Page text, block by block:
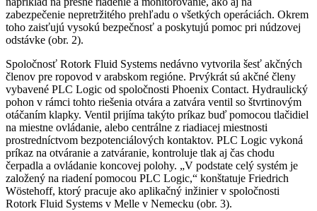
zabezpečenie nepretržitého prehľadu o všetkých operáciách. Okrem
toho zaisťujú vysokú bezpečnosť a poskytujú pomoc pri núdzovej
odstávke (obr. 2).
Spoločnosť Rotork Fluid Systems nedávno vytvorila šesť akčných
členov pre ropovod v arabskom regióne. Prvýkrát sú akčné členy
vybavené PLC Logic od spoločnosti Phoenix Contact. Hydraulický
pohon v rámci tohto riešenia otvára a zatvára ventil so štvrtinovým
otáčaním klapky. Ventil prijíma takýto príkaz buď pomocou tlačidiel
na miestne ovládanie, alebo centrálne z riadiacej miestnosti
prostredníctvom bezpotenciálových kontaktov. PLC Logic vykoná
príkaz na otváranie a zatváranie, kontroluje tlak aj čas chodu
čerpadla a ovládanie koncovej polohy. „V podstate celý systém je
založený na riadení pomocou PLC Logic,“ konštatuje Friedrich
Wöstehoff, ktorý pracuje ako aplikačný inžinier v spoločnosti
Rotork Fluid Systems v Melle v Nemecku (obr. 3).